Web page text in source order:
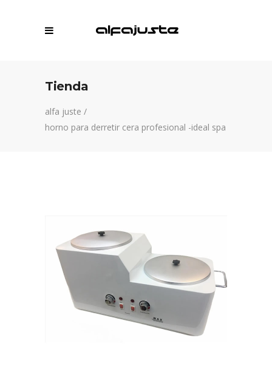
Tienda
alfa juste /
horno para derretir cera profesional -ideal spa